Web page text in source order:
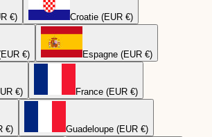
€) Croatie (EUR €)
€) Espagne (EUR €)
€) France (EUR €)
€) Guadeloupe (EUR €)